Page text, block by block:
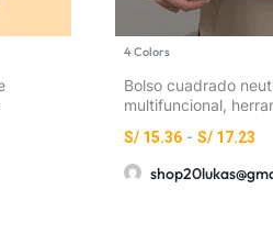
4 Colors
Bolso cuadrado
multifuncional,
viaje cruzado,
S/ 15.36 - S/ 17.23